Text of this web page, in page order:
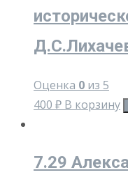
Оценка 0 из 5
400 ₽ В корзину
7.29